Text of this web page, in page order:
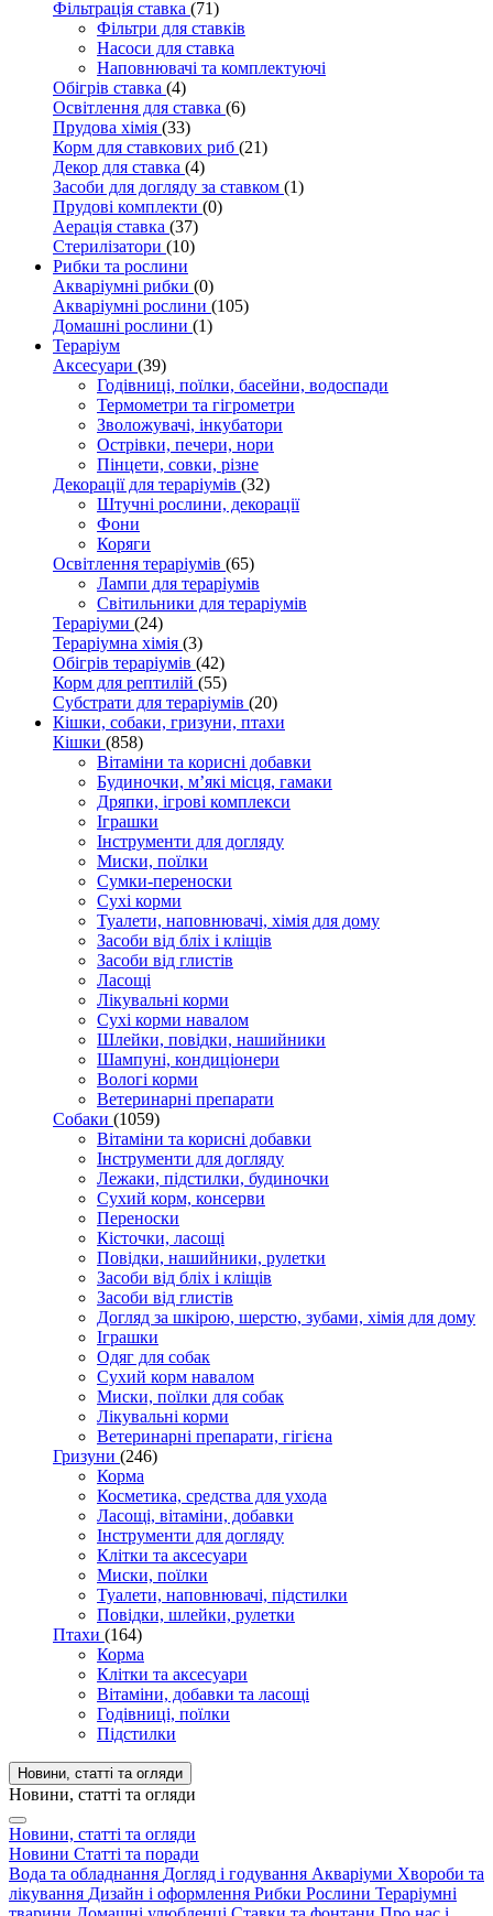
Фільтрація ставка (71)
Фільтри для ставків
Насоси для ставка
Наповнювачі та комплектуючі
Обігрів ставка (4)
Освітлення для ставка (6)
Прудова хімія (33)
Корм для ставкових риб (21)
Декор для ставка (4)
Засоби для догляду за ставком (1)
Прудові комплекти (0)
Аерація ставка (37)
Стерилізатори (10)
Рибки та рослини
Акваріумні рибки (0)
Акваріумні рослини (105)
Домашні рослини (1)
Тераріум
Аксесуари (39)
Годівниці, поїлки, басейни, водоспади
Термометри та гігрометри
Зволожувачі, інкубатори
Острівки, печери, нори
Пінцети, совки, різне
Декорації для тераріумів (32)
Штучні рослини, декорації
Фони
Коряги
Освітлення тераріумів (65)
Лампи для тераріумів
Світильники для тераріумів
Тераріуми (24)
Тераріумна хімія (3)
Обігрів тераріумів (42)
Корм для рептилій (55)
Субстрати для тераріумів (20)
Кішки, собаки, гризуни, птахи
Кішки (858)
Вітаміни та корисні добавки
Будиночки, м’які місця, гамаки
Дряпки, ігрові комплекси
Іграшки
Інструменти для догляду
Миски, поїлки
Сумки-переноски
Сухі корми
Туалети, наповнювачі, хімія для дому
Засоби від бліх і кліщів
Засоби від глистів
Ласощі
Лікувальні корми
Сухі корми навалом
Шлейки, повідки, нашийники
Шампуні, кондиціонери
Вологі корми
Ветеринарні препарати
Собаки (1059)
Вітаміни та корисні добавки
Інструменти для догляду
Лежаки, підстилки, будиночки
Сухий корм, консерви
Переноски
Кісточки, ласощі
Повідки, нашийники, рулетки
Засоби від бліх і кліщів
Засоби від глистів
Догляд за шкірою, шерстю, зубами, хімія для дому
Іграшки
Одяг для собак
Сухий корм навалом
Миски, поїлки для собак
Лікувальні корми
Ветеринарні препарати, гігієна
Гризуни (246)
Корма
Косметика, средства для ухода
Ласощі, вітаміни, добавки
Інструменти для догляду
Клітки та аксесуари
Миски, поїлки
Туалети, наповнювачі, підстилки
Повідки, шлейки, рулетки
Птахи (164)
Корма
Клітки та аксесуари
Вітаміни, добавки та ласощі
Годівниці, поїлки
Підстилки
Новини, статті та огляди
Новини, статті та огляди
Новини, статті та огляди
Новини Статті та поради
Вода та обладнання Догляд і годування Акваріуми Хвороби та
лікування Дизайн і оформлення Рибки Рослини Тераріумні